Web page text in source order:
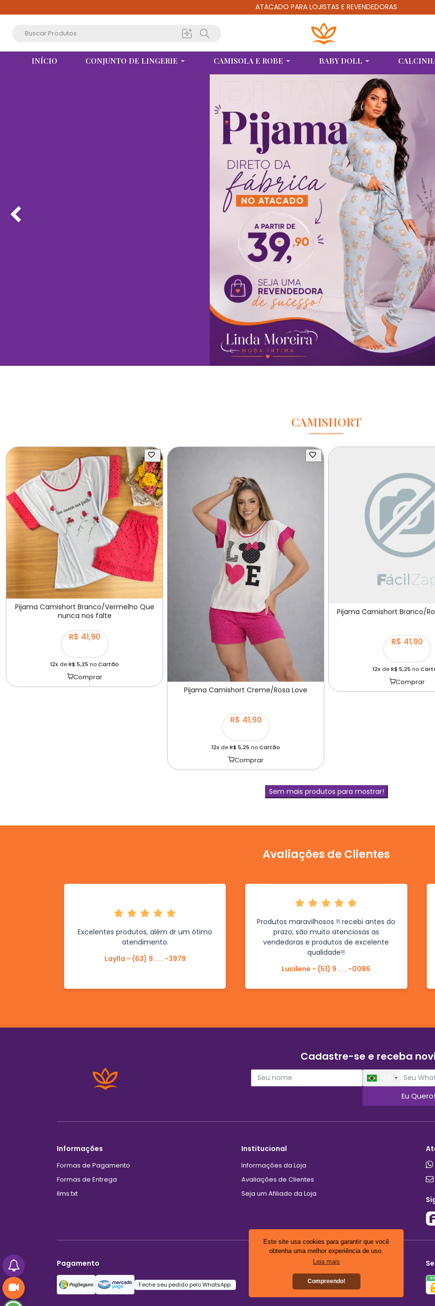
Este site usa cookies para garantir que você
obtenha uma melhor experiência de uso.
Leia mais
Compreendo!
ATACADO PARA LOJISTAS E REVENDEDORAS
INÍCIO CONJUNTO DE LINGERIE CAMISOLA E ROBE BABY DOLL
CAMISHORT
Pijama Camishort Branco/Vermelho Que
nunca nos falte
R$ 41,90
12x deR$ 5,25 noCartão
Comprar
Pijama Camishort Creme/Rosa Love
R$ 41,90
12x deR$ 5,25 noCartão
Comprar
Pijama Camishort Branco/
R$ 41,90
12x deR$ 5,25 no
Comprar
Sem mais produtos para mostrar!
Avaliações de Clientes
Excelentes produtos, além dr um ótimo
atendimento.
Laylla - (63) 9 . . . -3979
Produtos maravilhosos !! recebi antes do
prazo, são muito atenciosas as
vendedoras e produtos de excelente
qualidade!!
Lucilene - (51) 9 . . . -0086
Cadastre-se e receba
Eu Quero!
Informações
Formas de Pagamento
Formas de Entrega
llms.txt
Institucional
Informações da Loja
Avaliações de Clientes
Seja um Afiliado da Loja
Pagamento
Feche seu pedido pelo WhatsApp.